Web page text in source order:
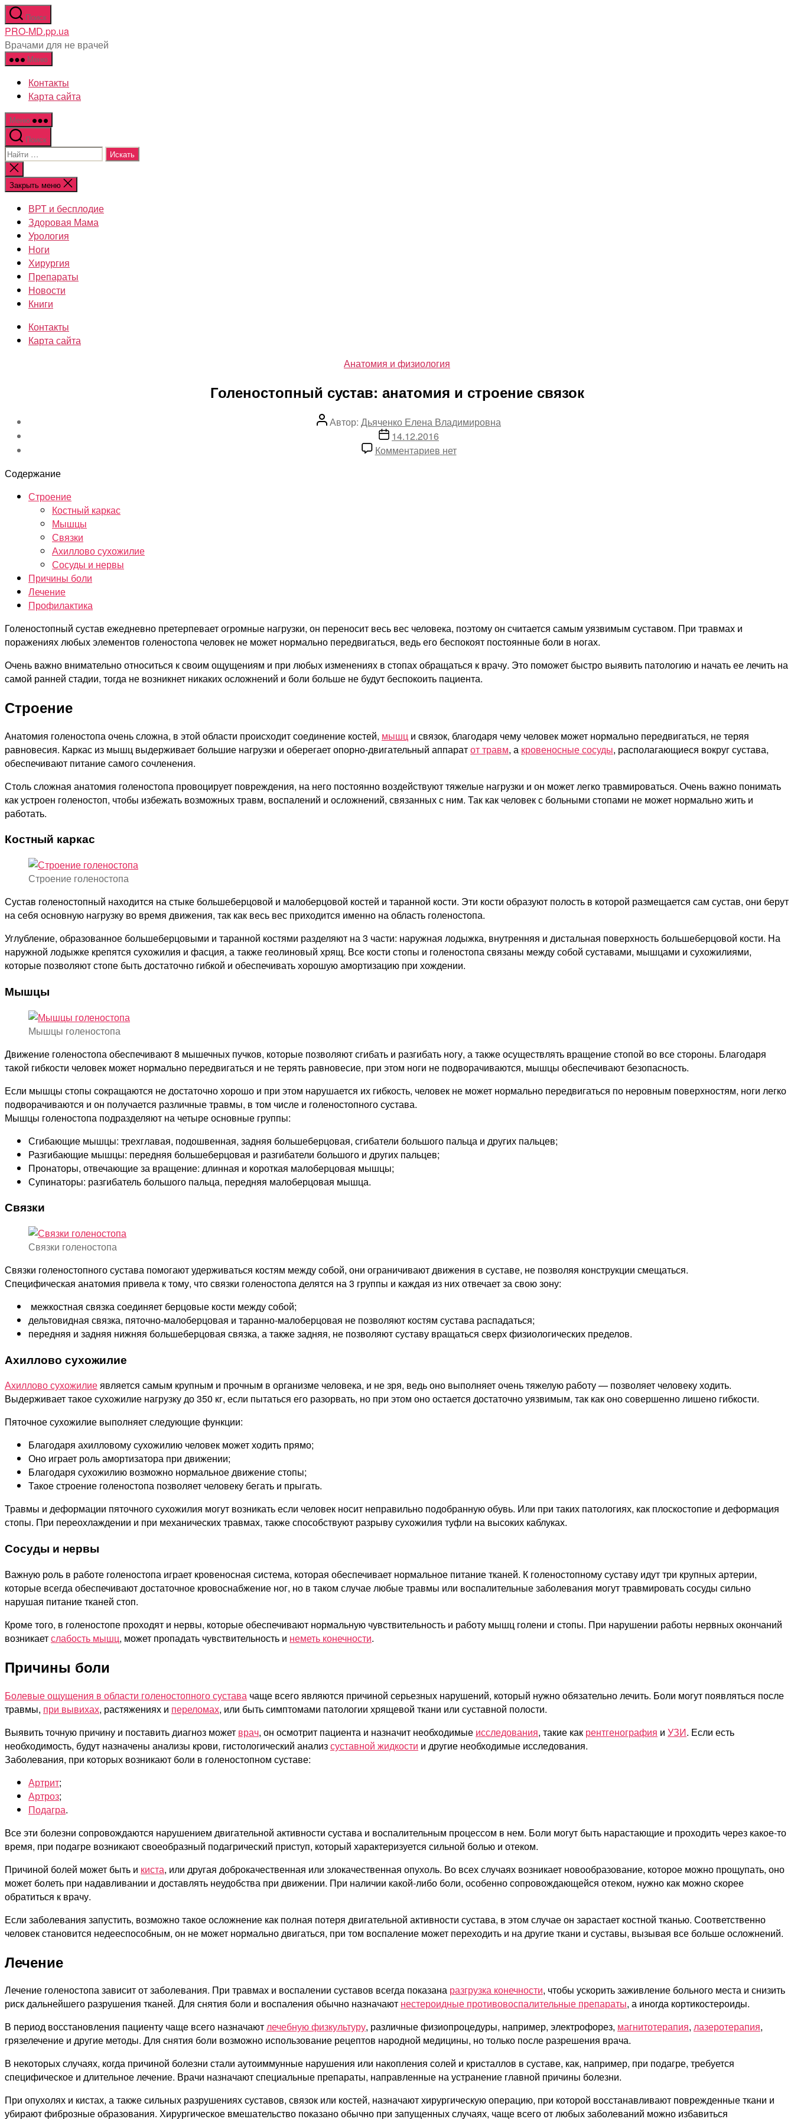
Перейти
к
содержимому
Поиск
PRO-MD.pp.ua
Врачами для не врачей
Меню
Контакты
Карта сайта
Меню
Поиск
Поиск:
Закрыть
поиск
Закрыть меню
ВРТ и бесплодие
Здоровая Мама
Урология
Ноги
Хирургия
Препараты
Новости
Книги
Контакты
Карта сайта
Рубрики
Анатомия и физиология
Голеностопный сустав: анатомия и строение связок
АвторАвтор: Дьяченко Елена Владимировна
Дата
записи
14.12.2016
Комментариевкнет
Содержание
Строение
Костный каркас
Мышцы
Связки
Ахиллово сухожилие
Сосуды и нервы
Причины боли
Лечение
Профилактика
Голеностопный сустав ежедневно претерпевает огромные нагрузки, он переносит весь вес человека, поэтому он считается самым уязвимым суставом. При травмах и
поражениях любых элементов голеностопа человек не может нормально передвигаться, ведь его беспокоят постоянные боли в ногах.
Очень важно внимательно относиться к своим ощущениям и при любых изменениях в стопах обращаться к врачу. Это поможет быстро выявить патологию и начать ее лечить на
самой ранней стадии, тогда не возникнет никаких осложнений и боли больше не будут беспокоить пациента.
Строение
Анатомия голеностопа очень сложна, в этой области происходит соединение костей, мышц и связок, благодаря чему человек может нормально передвигаться, не теряя
равновесия. Каркас из мышц выдерживает большие нагрузки и оберегает опорно-двигательный аппаратот травм, а кровеносные сосуды, располагающиеся вокруг сустава,
обеспечивают питание самого сочленения.
Столь сложная анатомия голеностопа провоцирует повреждения, на него постоянно воздействуют тяжелые нагрузки и он может легко травмироваться. Очень важно понимать
как устроен голеностоп, чтобы избежать возможных травм, воспалений и осложнений, связанных с ним. Так как человек с больными стопами не может нормально жить и
работать.
Костный каркас
Строение голеностопа
Сустав голеностопный находится на стыке большеберцовой и малоберцовой костей и таранной кости. Эти кости образуют полость в которой размещается сам сустав, они берут
на себя основную нагрузку во время движения, так как весь вес приходится именно на область голеностопа.
Углубление, образованное большеберцовыми и таранной костями разделяют на 3 части: наружная лодыжка, внутренняя и дистальная поверхность большеберцовой кости. На
наружной лодыжке крепятся сухожилия и фасция, а также геолиновый хрящ. Все кости стопы и голеностопа связаны между собой суставами, мышцами и сухожилиями,
которые позволяют стопе быть достаточно гибкой и обеспечивать хорошую амортизацию при хождении.
Мышцы
Мышцы голеностопа
Движение голеностопа обеспечивают 8 мышечных пучков, которые позволяют сгибать и разгибать ногу, а также осуществлять вращение стопой во все стороны. Благодаря
такой гибкости человек может нормально передвигаться и не терять равновесие, при этом ноги не подворачиваются, мышцы обеспечивают безопасность.
Если мышцы стопы сокращаются не достаточно хорошо и при этом нарушается их гибкость, человек не может нормально передвигаться по неровным поверхностям, ноги легко
подворачиваются и он получается различные травмы, в том числе и голеностопного сустава.
Мышцы голеностопа подразделяют на четыре основные группы:
Сгибающие мышцы: трехглавая, подошвенная, задняя большеберцовая, сгибатели большого пальца и других пальцев;
Разгибающие мышцы: передняя большеберцовая и разгибатели большого и других пальцев;
Пронаторы, отвечающие за вращение: длинная и короткая малоберцовая мышцы;
Супинаторы: разгибатель большого пальца, передняя малоберцовая мышца.
Связки
Связки голеностопа
Связки голеностопного сустава помогают удерживаться костям между собой, они ограничивают движения в суставе, не позволяя конструкции смещаться.
Специфическая анатомия привела к тому, что связки голеностопа делятся на 3 группы и каждая из них отвечает за свою зону:
межкостная связка соединяет берцовые кости между собой;
дельтовидная связка, пяточно-малоберцовая и таранно-малоберцовая не позволяют костям сустава распадаться;
передняя и задняя нижняя большеберцовая связка, а также задняя, не позволяют суставу вращаться сверх физиологических пределов.
Ахиллово сухожилие
Ахиллово сухожилиеявляется самым крупным и прочным в организме человека, и не зря, ведь оно выполняет очень тяжелую работу — позволяет человеку ходить.
Выдерживает такое сухожилие нагрузку до 350 кг, если пытаться его разорвать, но при этом оно остается достаточно уязвимым, так как оно совершенно лишено гибкости.
Пяточное сухожилие выполняет следующие функции:
Благодаря ахилловому сухожилию человек может ходить прямо;
Оно играет роль амортизатора при движении;
Благодаря сухожилию возможно нормальное движение стопы;
Такое строение голеностопа позволяет человеку бегать и прыгать.
Травмы и деформации пяточного сухожилия могут возникать если человек носит неправильно подобранную обувь. Или при таких патологиях, как плоскостопие и деформация
стопы. При переохлаждении и при механических травмах, также способствуют разрыву сухожилия туфли на высоких каблуках.
Сосуды и нервы
Важную роль в работе голеностопа играет кровеносная система, которая обеспечивает нормальное питание тканей. К голеностопному суставу идут три крупных артерии,
которые всегда обеспечивают достаточное кровоснабжение ног, но в таком случае любые травмы или воспалительные заболевания могут травмировать сосуды сильно
нарушая питание тканей стоп.
Кроме того, в голеностопе проходят и нервы, которые обеспечивают нормальную чувствительность и работу мышц голени и стопы. При нарушении работы нервных окончаний
возникаетслабость мышц, может пропадать чувствительность и неметь конечности.
Причины боли
Болевые ощущения в области голеностопного сустава чаще всего являются причиной серьезных нарушений, который нужно обязательно лечить. Боли могут появляться после
травмы, при вывихах, растяжениях и переломах, или быть симптомами патологии хрящевой ткани или суставной полости.
Выявить точную причину и поставить диагноз может врач, он осмотрит пациента и назначит необходимые исследования, такие как рентгенография и УЗИ. Если есть
необходимость, будут назначены анализы крови, гистологический анализсуставной жидкости и другие необходимые исследования.
Заболевания, при которых возникают боли в голеностопном суставе:
Артрит;
Артроз;
Подагра.
Все эти болезни сопровождаются нарушением двигательной активности сустава и воспалительным процессом в нем. Боли могут быть нарастающие и проходить через какое-то
время, при подагре возникают своеобразный подагрический приступ, который характеризуется сильной болью и отеком.
Причиной болей может быть и киста, или другая доброкачественная или злокачественная опухоль. Во всех случаях возникает новообразование, которое можно прощупать, оно
может болеть при надавливании и доставлять неудобства при движении. При наличии какой-либо боли, особенно сопровождающейся отеком, нужно как можно скорее
обратиться к врачу.
Если заболевания запустить, возможно такое осложнение как полная потеря двигательной активности сустава, в этом случае он зарастает костной тканью. Соответственно
человек становится недееспособным, он не может нормально двигаться, при том воспаление может переходить и на другие ткани и суставы, вызывая все больше осложнений.
Лечение
Лечение голеностопа зависит от заболевания. При травмах и воспалении суставов всегда показана разгрузка конечности, чтобы ускорить заживление больного места и снизить
риск дальнейшего разрушения тканей. Для снятия боли и воспаления обычно назначают нестероидные противовоспалительные препараты, а иногда кортикостероиды.
В период восстановления пациенту чаще всего назначаютлечебную физкультуру, различные физиопроцедуры, например, электрофорез, магнитотерапия, лазеротерапия,
грязелечение и другие методы. Для снятия боли возможно использование рецептов народной медицины, но только после разрешения врача.
В некоторых случаях, когда причиной болезни стали аутоиммунные нарушения или накопления солей и кристаллов в суставе, как, например, при подагре, требуется
специфическое и длительное лечение. Врачи назначают специальные препараты, направленные на устранение главной причины болезни.
При опухолях и кистах, а также сильных разрушениях суставов, связок или костей, назначают хирургическую операцию, при которой восстанавливают поврежденные ткани и
убирают фиброзные образования. Хирургическое вмешательство показано обычно при запущенных случаях, чаще всего от любых заболеваний можно избавиться